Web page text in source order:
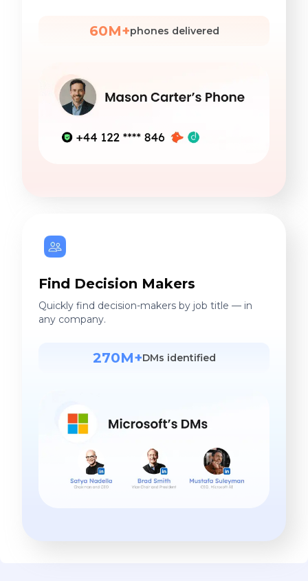
60M+phones delivered
Find Decision Makers
Quickly find decision-makers by job title — in
any company.
270M+DMs identified